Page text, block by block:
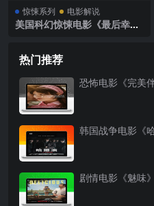
惊悚系列 电影解说
美国科幻惊悚电影《最后幸存
热门推荐
恐怖电影《完美
韩国战争电影《
剧情电影《魅味